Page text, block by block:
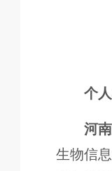
个
河
生物信